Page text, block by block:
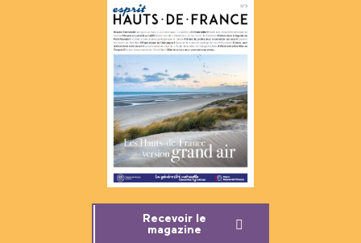
Recevoir le
magazine